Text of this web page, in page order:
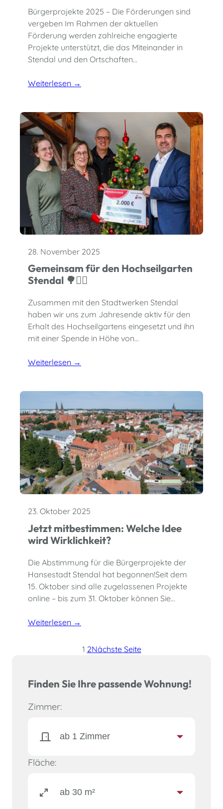
Finden Sie Ihre passende Wohnung!
Zimmer:
Fläche:
Bürgerprojekte 2025 – Die Förderungen sind
vergeben Im Rahmen der aktuellen
Förderung werden zahlreiche engagierte
Projekte unterstützt, die das Miteinander in
Stendal und den Ortschaften…
Weiterlesen →
28. November 2025
Gemeinsam für den Hochseilgarten
Stendal 🌳🧗‍♀️
Zusammen mit den Stadtwerken Stendal
haben wir uns zum Jahresende aktiv für den
Erhalt des Hochseilgartens eingesetzt und ihn
mit einer Spende in Höhe von…
Weiterlesen →
23. Oktober 2025
Jetzt mitbestimmen: Welche Idee
wird Wirklichkeit?
Die Abstimmung für die Bürgerprojekte der
Hansestadt Stendal hat begonnen!Seit dem
15. Oktober sind alle zugelassenen Projekte
online – bis zum 31. Oktober können Sie…
Weiterlesen →
1 2Nächste Seite